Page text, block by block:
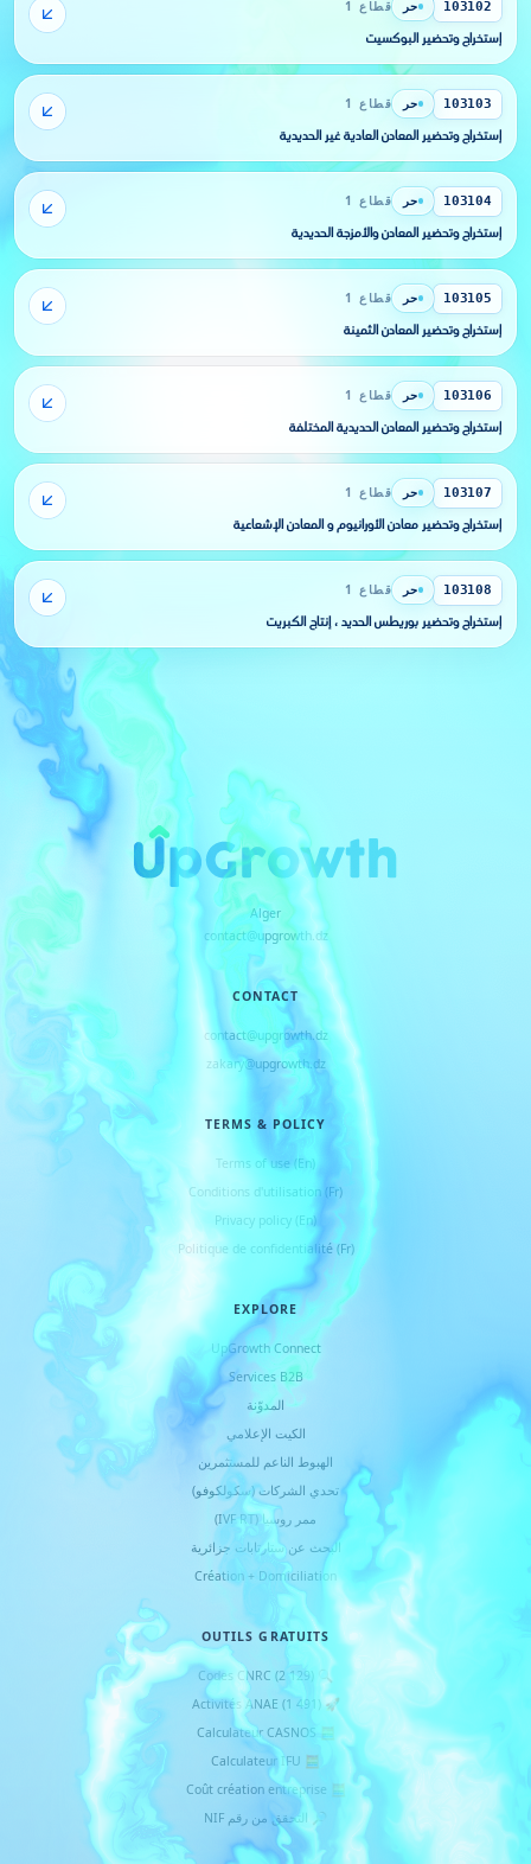
103102 حر قطاع 1
إستخراج وتحضير البوكسيت
103103 حر قطاع 1
إستخراج وتحضير المعادن العادية غير الحديدية
103104 حر قطاع 1
إستخراج وتحضير المعادن والأمزجة الحديدية
103105 حر قطاع 1
إستخراج وتحضير المعادن الثمينة
103106 حر قطاع 1
إستخراج وتحضير المعادن الحديدية المختلفة
103107 حر قطاع 1
إستخراج وتحضير معادن الأورانيوم و المعادن الإشعاعية
103108 حر قطاع 1
إستخراج وتحضير بوريطس الحديد ، إنتاج الكبريت
Alger
contact@upgrowth.dz
CONTACT
contact@upgrowth.dz
zakary@upgrowth.dz
TERMS & POLICY
Terms of use (En)
Conditions d utilisation (Fr)
Privacy policy (En)
Politique de confidentialité (Fr)
EXPLORE
UpGrowth Connect
Services B2B
المدوّنة
الكيت الإعلامي
الهبوط الناعم للمستثمرين
تحدي الشركات (سكولكوفو)
ممر روسيا (IVF RT)
البحث عن ستارتابات جزائرية
Création + Domiciliation
OUTILS GRATUITS
🔍 Codes CNRC (2 129)
🚀 Activités ANAE (1 491)
🧮 Calculateur CASNOS
🧮 Calculateur IFU
🧮 Coût création entreprise
🔎 التحقق من رقم NIF